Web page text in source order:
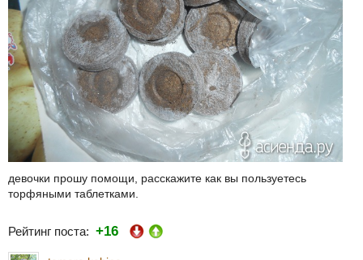
девочки прошу помощи, расскажите как вы пользуетесь
торфяными таблетками.
Рейтинг поста: +16